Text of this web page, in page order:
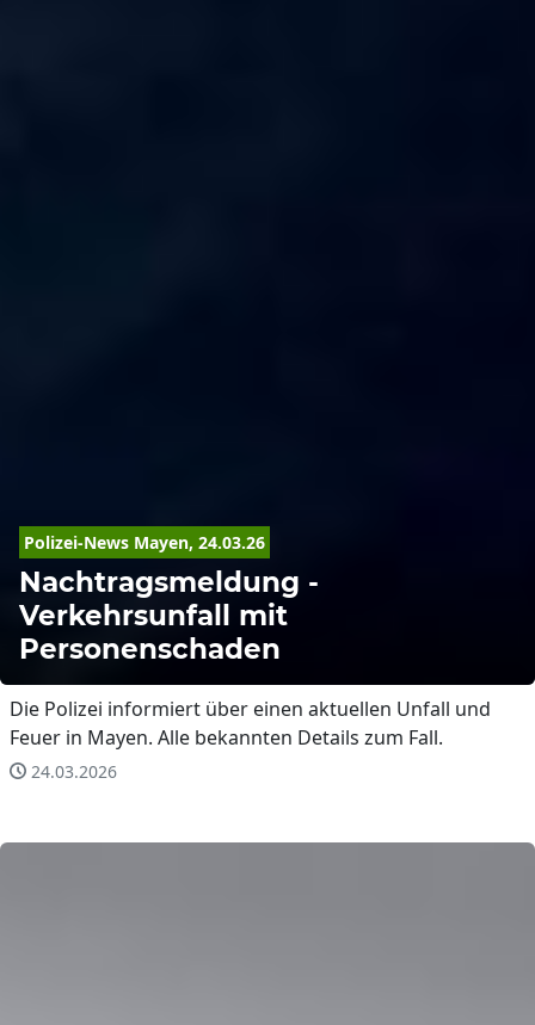
Polizei-News Mayen, 24.03.26
Nachtragsmeldung -
Verkehrsunfall mit
Personenschaden
Die Polizei informiert über einen aktuellen Unfall und
Feuer in Mayen. Alle bekannten Details zum Fall.
24.03.2026